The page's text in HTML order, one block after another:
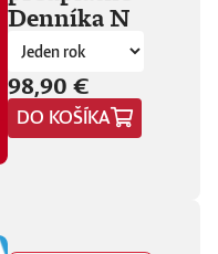
Denníka N
98,90 €
DO KOŠÍKA